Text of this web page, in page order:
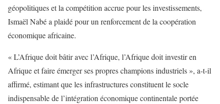
géopolitiques et la compétition accrue pour les investissements,
Ismaël Nabé a plaidé pour un renforcement de la coopération
économique africaine.
« L’Afrique doit bâtir avec l’Afrique, l’Afrique doit investir en
Afrique et faire émerger ses propres champions industriels », a-t-il
affirmé, estimant que les infrastructures constituent le socle
indispensable de l’intégration économique continentale portée